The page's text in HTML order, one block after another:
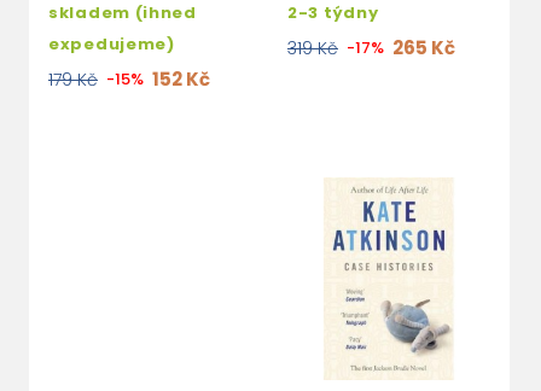
skladem (ihned
expedujeme)
179 Kč -15% 152 Kč
2-3 týdny
319 Kč -17% 265 Kč